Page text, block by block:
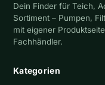
Dein Finder für Teich,
Sortiment – Pumpen,
mit eigener
Fachhändler.
Kategorien